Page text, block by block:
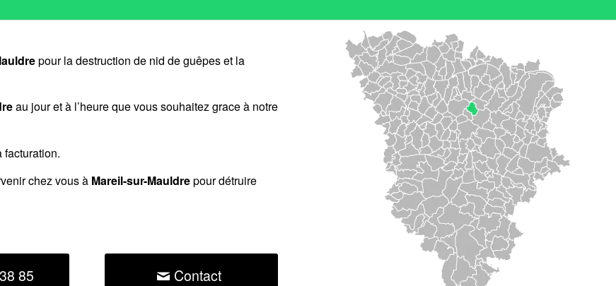
pour la destruction de nid de guêpes et la
au jour et à l’heure que vous souhaitez grace à notre
facturation.
chez vous à Mareil-sur-Mauldrepour détruire
85 Contact